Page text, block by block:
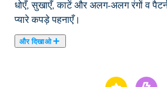
धोएँ, सुखाएँ, काटें और अलग-अलग रंगों व
प्यारे कपड़े पहनाएँ।
और दिखाओ